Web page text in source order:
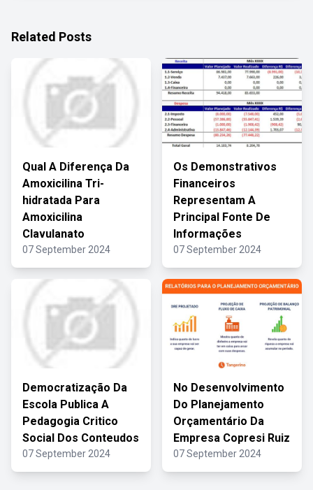
Related Posts
Qual A Diferença Da
Amoxicilina Tri-
hidratada Para
Amoxicilina
Clavulanato
07 September 2024
Os Demonstrativos
Financeiros
Representam A
Principal Fonte De
Informações
07 September 2024
Democratização Da
Escola Publica A
Pedagogia Critico
Social Dos Conteudos
07 September 2024
No Desenvolvimento
Do Planejamento
Orçamentário Da
Empresa Copresi Ruiz
07 September 2024